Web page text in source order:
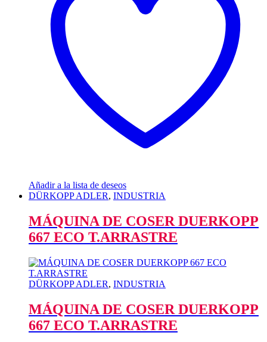
Añadir a la lista de deseos
DÜRKOPP ADLER, INDUSTRIA
MÁQUINA DE COSER DUERKOPP
667 ECO T.ARRASTRE
DÜRKOPP ADLER, INDUSTRIA
MÁQUINA DE COSER DUERKOPP
667 ECO T.ARRASTRE